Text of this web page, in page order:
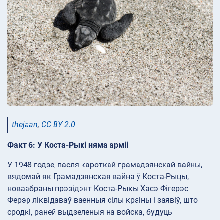
thejaan, CC BY 2.0
Факт 6: У Коста-Рыкі няма арміі
У 1948 годзе, пасля кароткай грамадзянскай вайны,
вядомай як Грамадзянская вайна ў Коста-Рыцы,
новаабраны прэзідэнт Коста-Рыкы Хасэ Фігерэс
Ферэр ліквідаваў ваенныя сілы краіны і заявіў, што
сродкі, раней выдзеленыя на войска, будуць